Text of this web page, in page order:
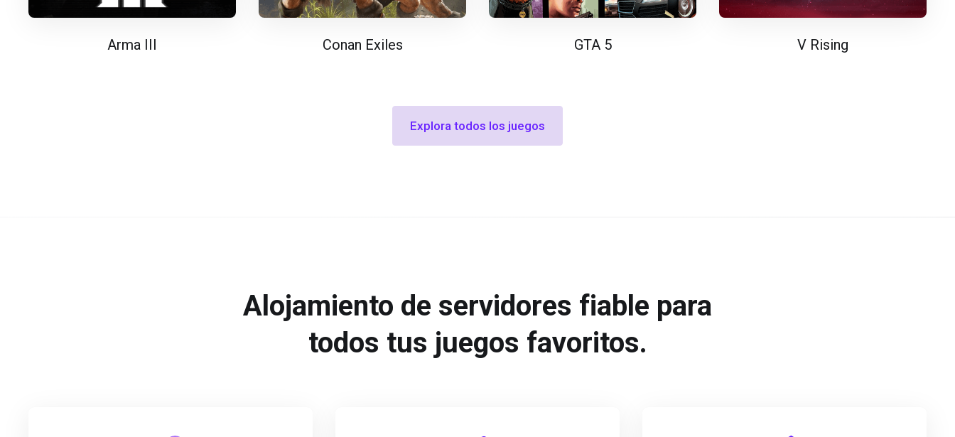
Arma III Conan Exiles GTA 5 V Rising
Explora todos los juegos
Alojamiento de servidores fiable para
todos tus juegos favoritos.